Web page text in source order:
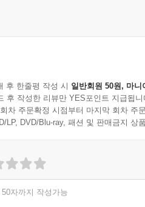
후 한줄평 작성 시 일반회원 50원, 마니
후 작성한 리뷰만 YES포인트 지급됩니
차 주문확정 시점부터 마지막 회차 주
LP, DVD/Blu-ray, 패션 및 판매금지 상
자까지 작성가능